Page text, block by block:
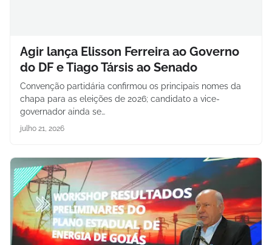
Agir lança Elisson Ferreira ao Governo
do DF e Tiago Társis ao Senado
Convenção partidária confirmou os principais nomes da
chapa para as eleições de 2026; candidato a vice-
governador ainda se…
julho 21, 2026